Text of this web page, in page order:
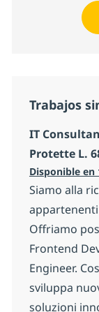
Trabajos
IT
Protette L.
Disponible en
Siamo alla
Offriamo
Frontend
Engineer.
sviluppa
soluzioni